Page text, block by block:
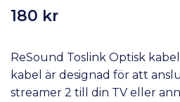
180 kr
ReSound Toslink Optisk
kabel är designad för att
streamer 2 till din TV eller